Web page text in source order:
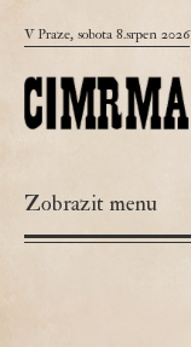
V Praze, sobota 8.srpen 2026
Zobrazit menu